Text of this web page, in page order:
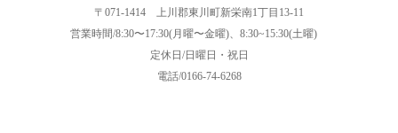
〒071-1414 上川郡東川町新栄南1丁目13-11
営業時間/8:30〜17:30(月曜〜金曜)、8:30~15:30(土曜)
定休日/日曜日・祝日
電話/0166-74-6268